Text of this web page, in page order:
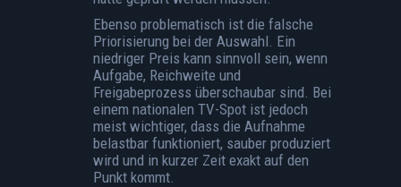
Ebenso problematisch ist die falsche
Priorisierung bei der Auswahl. Ein
niedriger Preis kann sinnvoll sein, wenn
Aufgabe, Reichweite und
Freigabeprozess überschaubar sind. Bei
einem nationalen TV-Spot ist jedoch
meist wichtiger, dass die Aufnahme
belastbar funktioniert, sauber produziert
wird und in kurzer Zeit exakt auf den
Punkt kommt.